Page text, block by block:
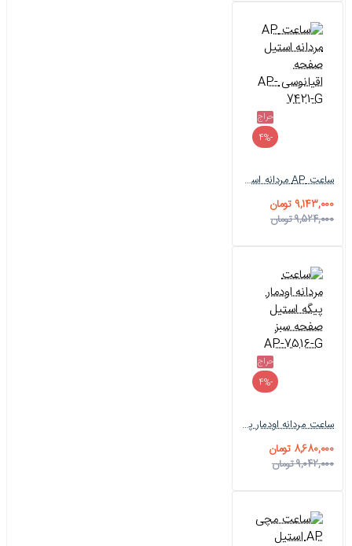
حراج
-4%
ساعت AP مردانه استیل صفحه اقیانوسی AP-7421-G
9,143,000 تومان
9,524,000 تومان
حراج
-4%
ساعت مردانه اودمار پیگه استیل صفحه سبز AP-7516-G
8,680,000 تومان
9,042,000 تومان